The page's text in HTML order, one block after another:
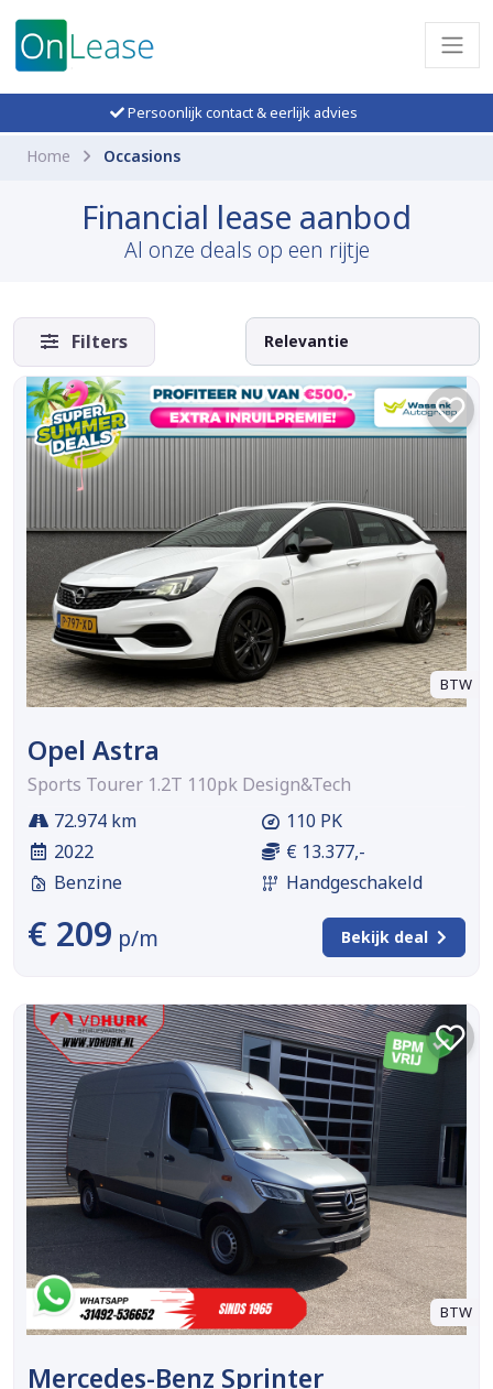
Persoonlijk contact & eerlijk advies
Home Occasions
Financial lease aanbod
Al onze deals op een rijtje
Filters
BTW
Opel Astra
Sports Tourer 1.2T 110pk Design&Tech
72.974 km
2022
Benzine
110 PK
€ 13.377,-
Handgeschakeld
€ 209 p/m Bekijk deal
BTW
Mercedes-Benz Sprinter